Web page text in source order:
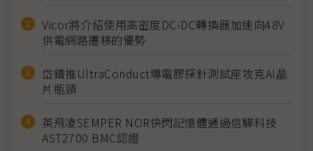
Vicor將介紹使用高密度DC-DC轉換器加速向48V
供電網路遷移的優勢
岱鐠推UltraConduct導電膠探針測試座攻克AI晶
片瓶頸
英飛凌SEMPER NOR快閃記憶體通過信驊科技
AST2700 BMC認證